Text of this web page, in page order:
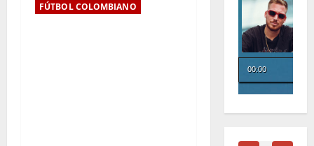
FÚTBOL COLOMBIANO